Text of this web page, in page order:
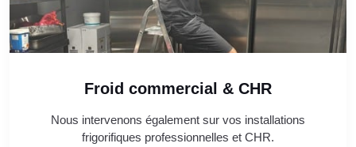
Froid commercial & CHR
Nous intervenons également sur vos installations
frigorifiques professionnelles et CHR.